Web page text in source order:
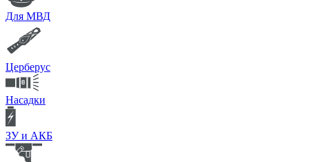
Для МВД
Церберус
Насадки
ЗУ и АКБ